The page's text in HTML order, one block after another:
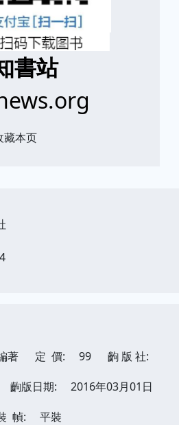
書站
藏本页
著 定 價: 99
齣 版 社:
齣版日期:
2016年03月01日
幀: 平裝